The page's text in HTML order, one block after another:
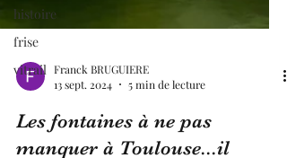
histoire
frise
vitrail